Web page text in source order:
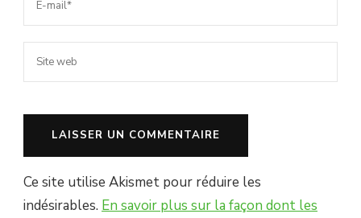
Ce site utilise Akismet pour réduire les
indésirables. En savoir plus sur la façon dont les